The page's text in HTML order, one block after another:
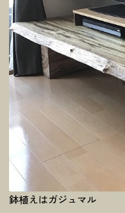
鉢植えはガジュマル